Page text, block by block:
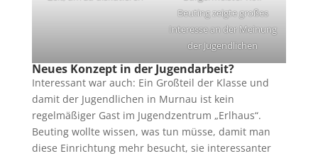
Beuting zeigte großes
Interesse an der Meinung
der Jugendlichen
Neues Konzept in der Jugendarbeit?
Interessant war auch: Ein Großteil der Klasse und
damit der Jugendlichen in Murnau ist kein
regelmäßiger Gast im Jugendzentrum „Erlhaus“.
Beuting wollte wissen, was tun müsse, damit man
diese Einrichtung mehr besucht, sie interessanter